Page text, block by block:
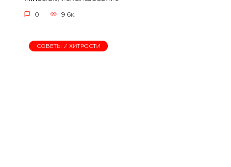
0 9.6к.
СОВЕТЫ И ХИТРОСТИ